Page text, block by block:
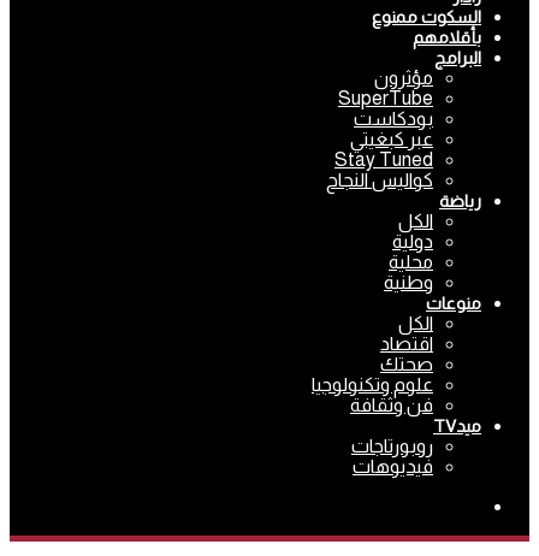
السكوت ممنوع
بأقلامهم
البرامج
مؤثرون
SuperTube
بودكاست
عبر كبغيتي
Stay Tuned
كواليس النجاح
رياضة
الكل
دولية
محلية
وطنية
منوعات
الكل
اقتصاد
صحتك
علوم وتكنولوجيا
فن وثقافة
ميدTV
روبورتاجات
فيديوهات